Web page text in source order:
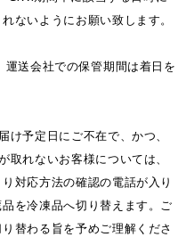
ないようにお願い致します。
送会社での保管期間は着日を
予定日にご不在で、かつ、
取れないお客様については、
対応方法の確認の電話が入り
を冷凍品へ切り替えます。ご
替わる旨を予めご理解くださ